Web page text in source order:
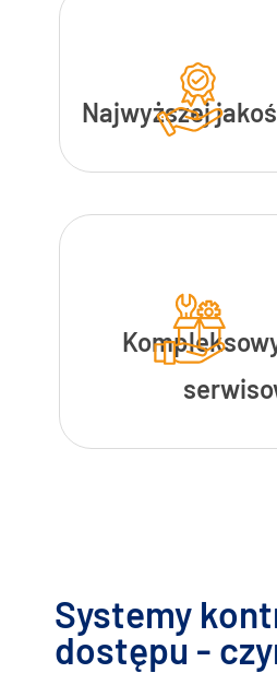
Najwyższej
Systemy
dostępu -